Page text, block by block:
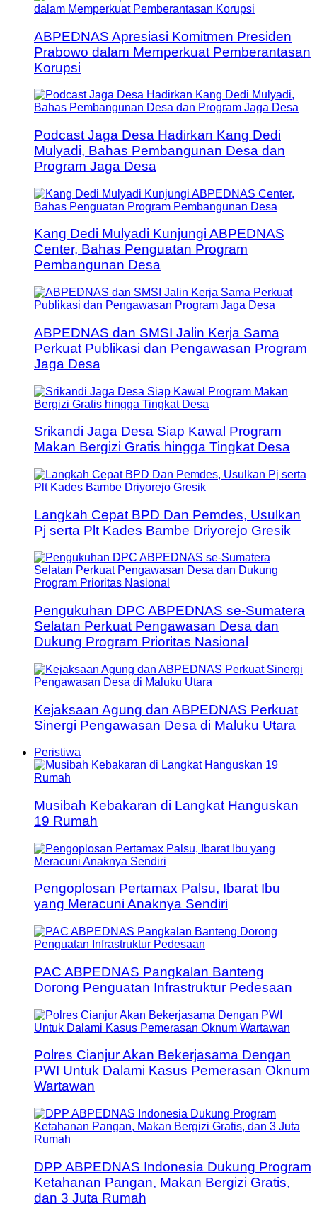
ABPEDNAS Apresiasi Komitmen Presiden
Prabowo dalam Memperkuat Pemberantasan
Korupsi
Podcast Jaga Desa Hadirkan Kang Dedi
Mulyadi, Bahas Pembangunan Desa dan
Program Jaga Desa
Kang Dedi Mulyadi Kunjungi ABPEDNAS
Center, Bahas Penguatan Program
Pembangunan Desa
ABPEDNAS dan SMSI Jalin Kerja Sama
Perkuat Publikasi dan Pengawasan Program
Jaga Desa
Srikandi Jaga Desa Siap Kawal Program
Makan Bergizi Gratis hingga Tingkat Desa
Langkah Cepat BPD Dan Pemdes, Usulkan
Pj serta Plt Kades Bambe Driyorejo Gresik
Pengukuhan DPC ABPEDNAS se-Sumatera
Selatan Perkuat Pengawasan Desa dan
Dukung Program Prioritas Nasional
Kejaksaan Agung dan ABPEDNAS Perkuat
Sinergi Pengawasan Desa di Maluku Utara
Peristiwa
Musibah Kebakaran di Langkat Hanguskan
19 Rumah
Pengoplosan Pertamax Palsu, Ibarat Ibu
yang Meracuni Anaknya Sendiri
PAC ABPEDNAS Pangkalan Banteng
Dorong Penguatan Infrastruktur Pedesaan
Polres Cianjur Akan Bekerjasama Dengan
PWI Untuk Dalami Kasus Pemerasan Oknum
Wartawan
DPP ABPEDNAS Indonesia Dukung Program
Ketahanan Pangan, Makan Bergizi Gratis,
dan 3 Juta Rumah